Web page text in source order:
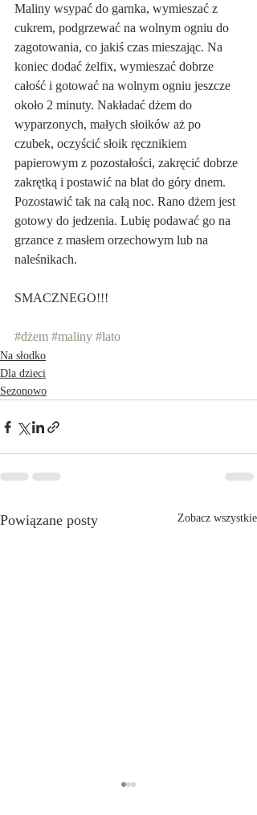
Maliny wsypać do garnka, wymieszać z
cukrem, podgrzewać na wolnym ogniu do
zagotowania, co jakiś czas mieszając. Na
koniec dodać żelfix, wymieszać dobrze
całość i gotować na wolnym ogniu jeszcze
około 2 minuty. Nakładać dżem do
wyparzonych, małych słoików aż po
czubek, oczyścić słoik ręcznikiem
papierowym z pozostałości, zakręcić dobrze
zakrętką i postawić na blat do góry dnem.
Pozostawić tak na całą noc. Rano dżem jest
gotowy do jedzenia. Lubię podawać go na
grzance z masłem orzechowym lub na
naleśnikach.
SMACZNEGO!!!
#dżem #maliny #lato
Na słodko
Dla dzieci
Sezonowo
Powiązane posty Zobacz wszystkie